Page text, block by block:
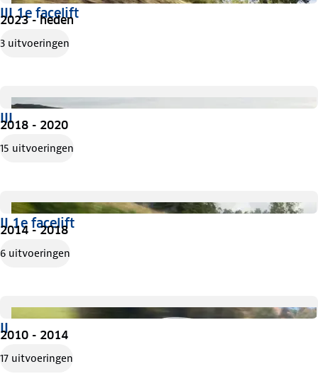
III 1e facelift
2023 - heden
3 uitvoeringen
III
2018 - 2020
15 uitvoeringen
II 1e facelift
2014 - 2018
6 uitvoeringen
II
2010 - 2014
17 uitvoeringen